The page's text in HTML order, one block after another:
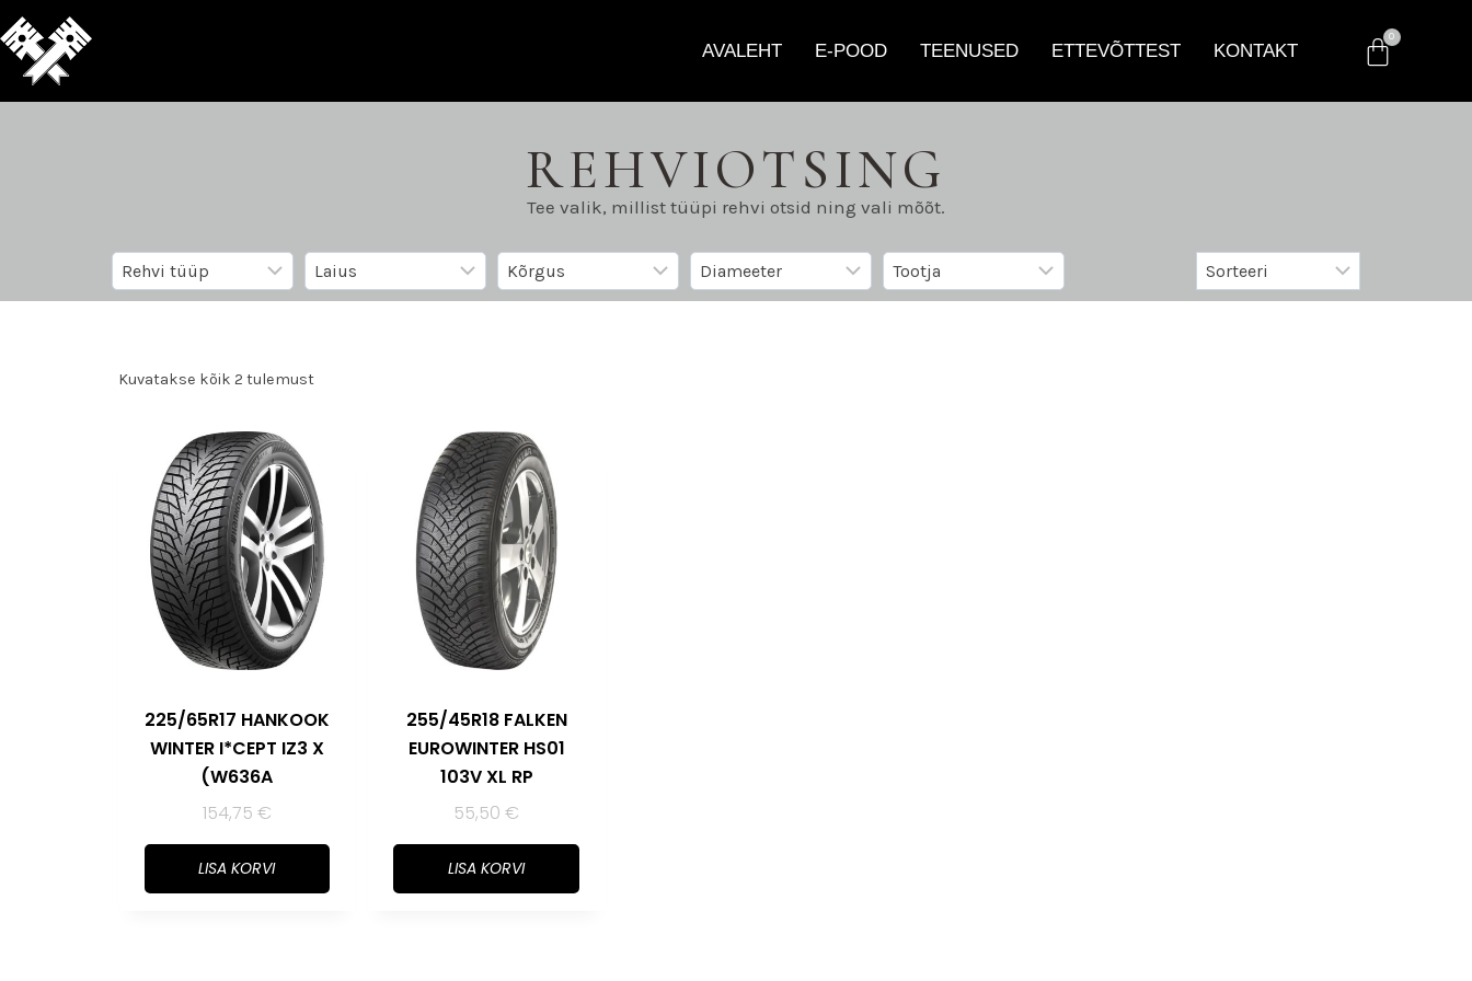
AVALEHT E-POOD TEENUSED ETTEVÕTTEST KONTAKT
REHVIOTSING
Tee valik, millist tüüpi rehvi otsid ning vali mõõt.
Kuvatakse kõik 2 tulemust
225/65R17 HANKOOK
WINTER I*CEPT IZ3 X
(W636A
154,75 €
LISA KORVI
255/45R18 FALKEN
EUROWINTER HS01
103V XL RP
55,50€
LISA KORVI